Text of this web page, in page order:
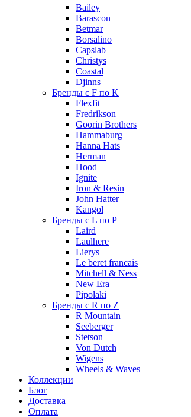
Bailey
Barascon
Betmar
Borsalino
Capslab
Christys
Coastal
Djinns
Бренды с F по K
Flexfit
Fredrikson
Goorin Brothers
Hammaburg
Hanna Hats
Herman
Hood
Ignite
Iron & Resin
John Hatter
Kangol
Бренды с L по P
Laird
Laulhere
Lierys
Le beret francais
Mitchell & Ness
New Era
Pipolaki
Бренды с R по Z
R Mountain
Seeberger
Stetson
Von Dutch
Wigens
Wheels & Waves
Коллекции
Блог
Доставка
Оплата